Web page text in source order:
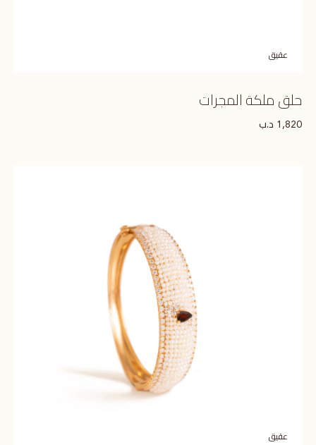
عقيق
حلق ملكة المجرات
1,820 د.ب
عقيق